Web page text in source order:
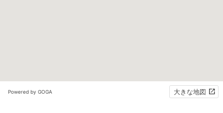
Powered by GOGA 大きな地図